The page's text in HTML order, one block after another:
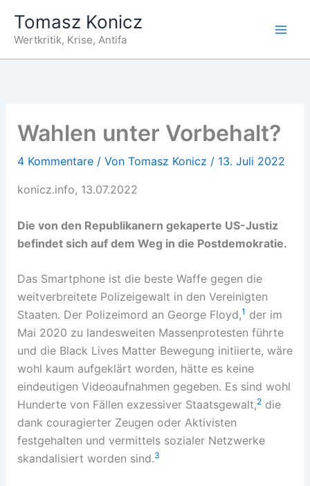
Inhalt
springen
Tomasz Konicz
Wertkritik, Krise, Antifa
Wahlen unter Vorbehalt?
4 Kommentare / Von Tomasz Konicz / 13. Juli 2022
konicz.info, 13.07.2022
Die von den Republikanern gekaperte US-Justiz
befindet sich auf dem Weg in die Postdemokratie.
Das Smartphone ist die beste Waffe gegen die
weitverbreitete Polizeigewalt in den Vereinigten
Staaten. Der Polizeimord an George Floyd,1 der im
Mai 2020 zu landesweiten Massenprotesten führte
und die Black Lives Matter Bewegung initiierte, wäre
wohl kaum aufgeklärt worden, hätte es keine
eindeutigen Videoaufnahmen gegeben. Es sind wohl
Hunderte von Fällen exzessiver Staatsgewalt,2die
dank couragierter Zeugen oder Aktivisten
festgehalten und vermittels sozialer Netzwerke
skandalisiert worden sind.3